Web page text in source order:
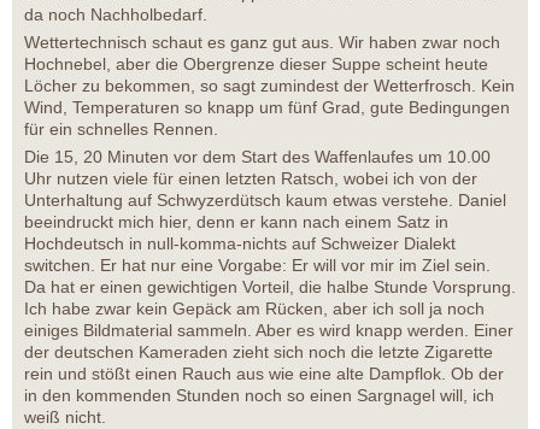
da noch Nachholbedarf.
Wettertechnisch schaut es ganz gut aus. Wir haben zwar noch
Hochnebel, aber die Obergrenze dieser Suppe scheint heute
Löcher zu bekommen, so sagt zumindest der Wetterfrosch. Kein
Wind, Temperaturen so knapp um fünf Grad, gute Bedingungen
für ein schnelles Rennen.
Die 15, 20 Minuten vor dem Start des Waffenlaufes um 10.00
Uhr nutzen viele für einen letzten Ratsch, wobei ich von der
Unterhaltung auf Schwyzerdütsch kaum etwas verstehe. Daniel
beeindruckt mich hier, denn er kann nach einem Satz in
Hochdeutsch in null-komma-nichts auf Schweizer Dialekt
switchen. Er hat nur eine Vorgabe: Er will vor mir im Ziel sein.
Da hat er einen gewichtigen Vorteil, die halbe Stunde Vorsprung.
Ich habe zwar kein Gepäck am Rücken, aber ich soll ja noch
einiges Bildmaterial sammeln. Aber es wird knapp werden. Einer
der deutschen Kameraden zieht sich noch die letzte Zigarette
rein und stößt einen Rauch aus wie eine alte Dampflok. Ob der
in den kommenden Stunden noch so einen Sargnagel will, ich
weiß nicht.